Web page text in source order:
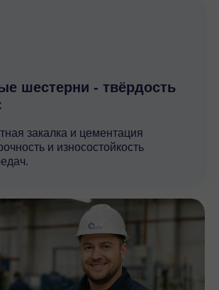
шестерни - твёрдость
закалка и цементация
и износостойкость